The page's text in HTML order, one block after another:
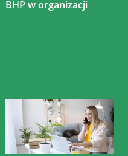
BHP w organizacji